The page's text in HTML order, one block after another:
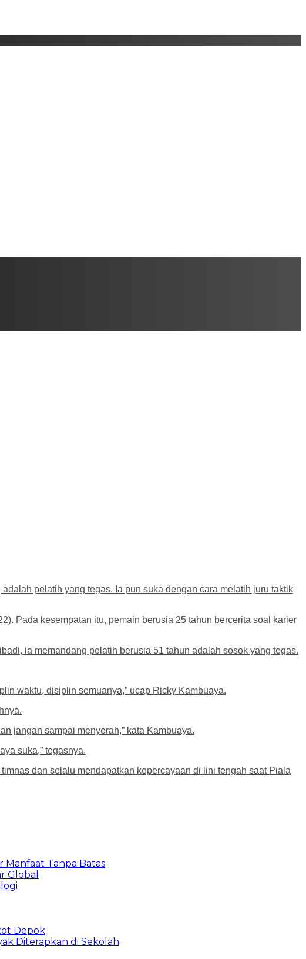
pelatih yang tegas. Ia pun suka dengan cara melatih juru taktik
Pada kesempatan itu, pemain berusia 25 tahun bercerita soal karier
ia memandang pelatih berusia 51 tahun adalah sosok yang tegas.
waktu, disiplin semuanya,” ucap Ricky Kambuaya.
jangan sampai menyerah,” kata Kambuaya.
suka,” tegasnya.
dan selalu mendapatkan kepercayaan di lini tengah saat Piala
Manfaat Tanpa Batas
Global
Depok
Diterapkan di Sekolah